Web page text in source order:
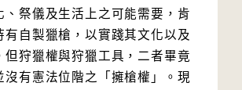
、祭儀及生活上之可能需要，肯
有自製獵槍，以實踐其文化以及
但狩獵權與狩獵工具，二者畢竟
沒有憲法位階之「擁槍權」。現